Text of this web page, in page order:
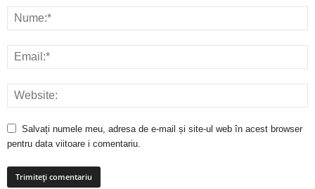
Salvați numele meu, adresa de e-mail și site-ul web în acest browser
pentru data viitoare i comentariu.